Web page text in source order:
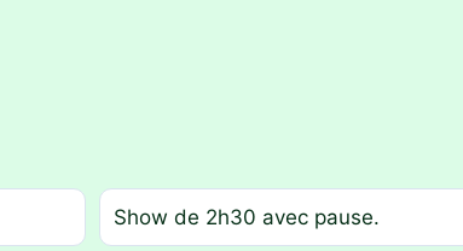
Show de 2h30 avec pause.